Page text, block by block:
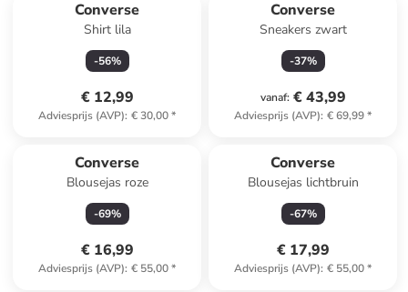
Converse
Shirt lila
-56%
€ 12,99
Adviesprijs (AVP): € 30,00*
Converse
Sneakers zwart
-37%
vanaf: € 43,99
Adviesprijs (AVP): € 69,99*
Converse
Blousejas roze
-69%
€ 16,99
Adviesprijs (AVP): € 55,00*
Converse
Blousejas lichtbruin
-67%
€ 17,99
Adviesprijs (AVP): € 55,00*